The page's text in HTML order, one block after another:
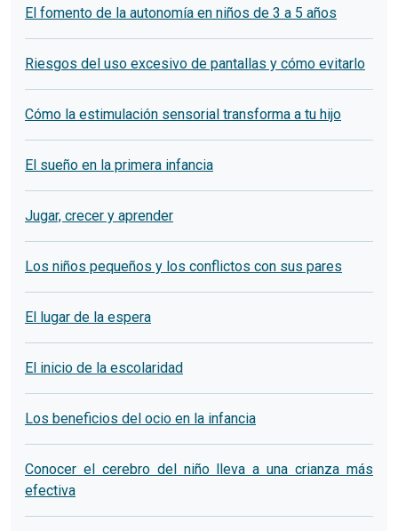
El fomento de la autonomía en niños de 3 a 5 años
Riesgos del uso excesivo de pantallas y cómo evitarlo
Cómo la estimulación sensorial transforma a tu hijo
El sueño en la primera infancia
Jugar, crecer y aprender
Los niños pequeños y los conflictos con sus pares
El lugar de la espera
El inicio de la escolaridad
Los beneficios del ocio en la infancia
Conocer el cerebro del niño lleva a una crianza más
efectiva